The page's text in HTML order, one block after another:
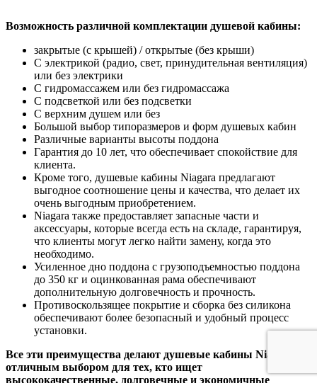
Возможность различной комплектации душевой кабины:
закрытые (с крышей) / открытые (без крыши)
С электрикой (радио, свет, принудительная вентиляция)
или без электрики
С гидромассажем или без гидромассажа
С подсветкой или без подсветки
С верхним душем или без
Большой выбор типоразмеров и форм душевых кабин
Различные варианты высоты поддона
Гарантия до 10 лет, что обеспечивает спокойствие для
клиента.
Кроме того, душевые кабины Niagara предлагают
выгодное соотношение цены и качества, что делает их
очень выгодным приобретением.
Niagara также предоставляет запасные части и
аксессуары, которые всегда есть на складе, гарантируя,
что клиенты могут легко найти замену, когда это
необходимо.
Усиленное дно поддона с грузоподъемностью поддона
до 350 кг и оцинкованная рама обеспечивают
дополнительную долговечность и прочность.
Противоскользящее покрытие и сборка без силикона
обеспечивают более безопасный и удобный процесс
установки.
Все эти преимущества делают душевые кабины Niagara
отличным выбором для тех, кто ищет
высококачественные, долговечные и экономичные